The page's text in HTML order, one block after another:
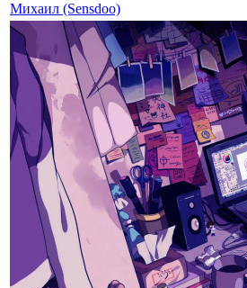
Михаил (Sensdoo)